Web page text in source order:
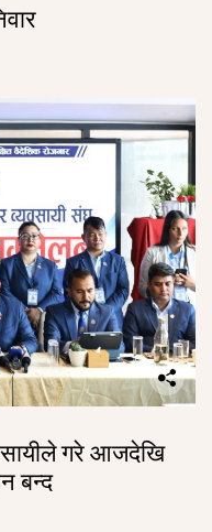
गरे आजदेखि
बन्द